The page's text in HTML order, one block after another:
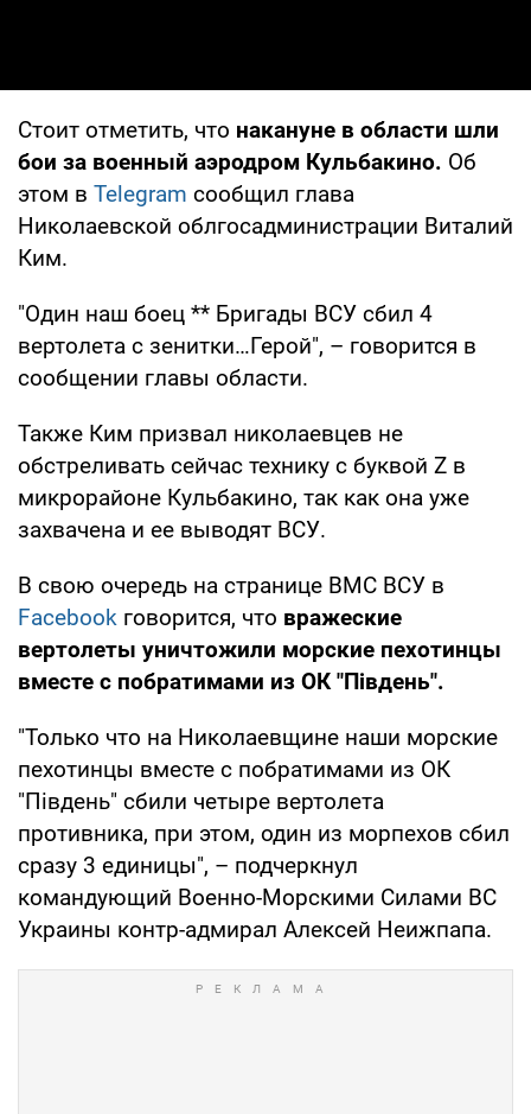
Стоит отметить, что накануне в области шли
бои за военный аэродром Кульбакино. Об
этом в Telegram сообщил глава
Николаевской облгосадминистрации Виталий
Ким.
"Один наш боец ** Бригады ВСУ сбил 4
вертолета с зенитки…Герой", – говорится в
сообщении главы области.
Также Ким призвал николаевцев не
обстреливать сейчас технику с буквой Z в
микрорайоне Кульбакино, так как она уже
захвачена и ее выводят ВСУ.
В свою очередь на странице ВМС ВСУ в
Facebook говорится, что вражеские
вертолеты уничтожили морские пехотинцы
вместе с побратимами из ОК "Південь".
"Только что на Николаевщине наши морские
пехотинцы вместе с побратимами из ОК
"Південь" сбили четыре вертолета
противника, при этом, один из морпехов сбил
сразу 3 единицы", – подчеркнул
командующий Военно-Морскими Силами ВС
Украины контр-адмирал Алексей Неижпапа.